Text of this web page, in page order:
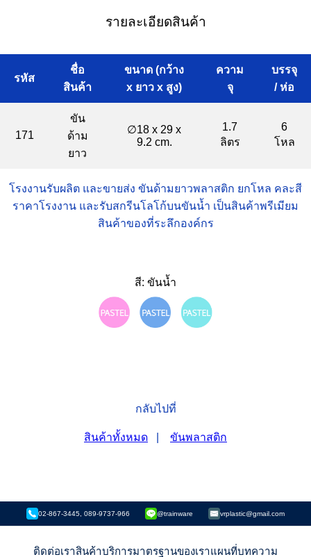
รายละเอียดสินค้า
รหัส
ชื่อ
สินค้า
ขนาด (กว้าง
x ยาว x สูง)
ความ
จุ
บรรจุ
/ ห่อ
171
ขัน
ด้าม
ยาว
∅18 x 29 x
9.2 cm.
1.7
ลิตร
6
โหล
โรงงานรับผลิต และขายส่ง ขันด้ามยาวพลาสติก ยกโหล คละสี
ราคาโรงงาน และรับสกรีนโลโก้บนขันน้ำ เป็นสินค้าพรีเมียม
สินค้าของที่ระลึกองค์กร
สี: ขันน้ำ
กลับไปที่
สินค้าทั้งหมด ขันพลาสติก
02-867-3445, 089-9737-966 @trainware vrplastic@gmail.com
ติดต่อเราสินค้าบริการมาตรฐานของเราแผนที่บทความ